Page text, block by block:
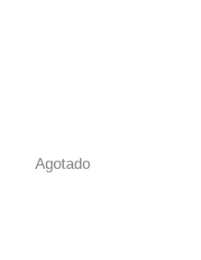
Agotado